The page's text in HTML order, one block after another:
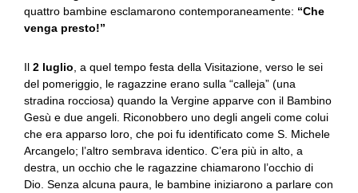
quattro bambine esclamarono contemporaneamente: “Che
venga presto!”
Il 2 luglio , a quel tempo festa della Visitazione, verso le sei
del pomeriggio, le ragazzine erano sulla “calleja” (una
stradina rocciosa) quando la Vergine apparve con il Bambino
Gesù e due angeli. Riconobbero uno degli angeli come colui
che era apparso loro, che poi fu identificato come S. Michele
Arcangelo; l’altro sembrava identico. C’era più in alto, a
destra, un occhio che le ragazzine chiamarono l’occhio di
Dio. Senza alcuna paura, le bambine iniziarono a parlare con